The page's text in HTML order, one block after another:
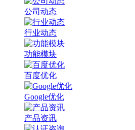
公司动态
行业动态
功能模块
百度优化
Google优化
产品资讯